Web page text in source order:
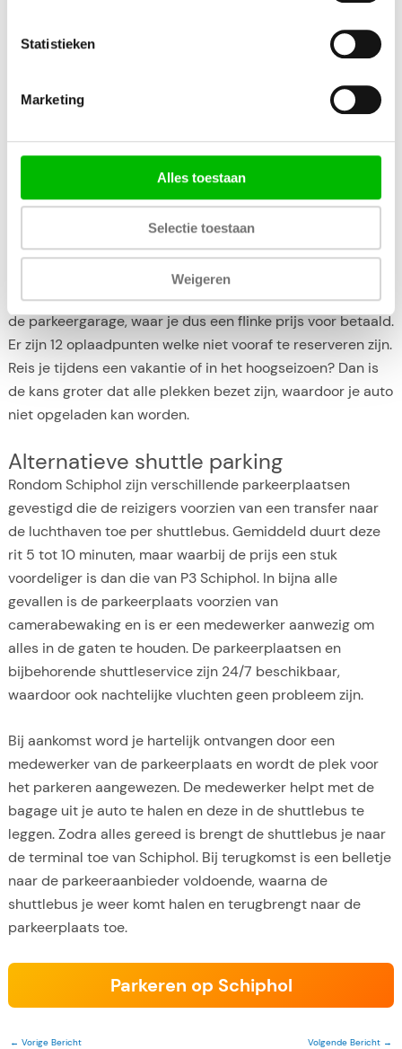
Statistieken
Marketing
Alles toestaan
Selectie toestaan
Weigeren
parkeer je ook
inclusief shuttleservice. Vooraf reserveer je een plek op
overdekte parkeergarage. De shuttlebus vertrekt vanaf de
parkeergarage, dus als je auto op het buiten terrein staat
dien je eerst nog een stuk te lopen met je bagage. De bus
rijdt iedere 10 minuten, waarbij de rit ongeveer 5 minuten
duurt. Is het druk in het hoogseizoen? Dan kan het best
even duren voordat er ruimte is in de bus.
Rijd je een elektrische auto? Opladen is alleen mogelijk in
de parkeergarage, waar je dus een flinke prijs voor betaald.
Er zijn 12 oplaadpunten welke niet vooraf te reserveren zijn.
Reis je tijdens een vakantie of in het hoogseizoen? Dan is
de kans groter dat alle plekken bezet zijn, waardoor je auto
niet opgeladen kan worden.
Alternatieve shuttle parking
Rondom Schiphol zijn verschillende parkeerplaatsen
gevestigd die de reizigers voorzien van een transfer naar
de luchthaven toe per shuttlebus. Gemiddeld duurt deze
rit 5 tot 10 minuten, maar waarbij de prijs een stuk
voordeliger is dan die van P3 Schiphol. In bijna alle
gevallen is de parkeerplaats voorzien van
camerabewaking en is er een medewerker aanwezig om
alles in de gaten te houden. De parkeerplaatsen en
bijbehorende shuttleservice zijn 24/7 beschikbaar,
waardoor ook nachtelijke vluchten geen probleem zijn.
Bij aankomst word je hartelijk ontvangen door een
medewerker van de parkeerplaats en wordt de plek voor
het parkeren aangewezen. De medewerker helpt met de
bagage uit je auto te halen en deze in de shuttlebus te
leggen. Zodra alles gereed is brengt de shuttlebus je naar
de terminal toe van Schiphol. Bij terugkomst is een belletje
naar de parkeeraanbieder voldoende, waarna de
shuttlebus je weer komt halen en terugbrengt naar de
parkeerplaats toe.
Parkeren op Schiphol
← Vorige Bericht Volgende Bericht →